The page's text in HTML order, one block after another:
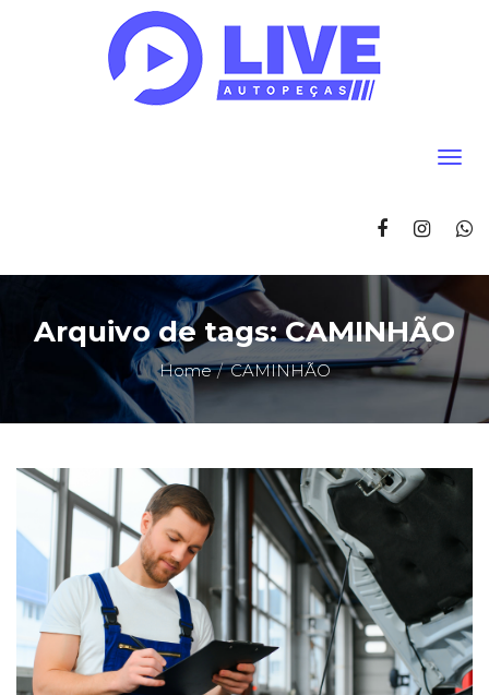
Arquivo de tags: CAMINHÃO
Home CAMINHÃO